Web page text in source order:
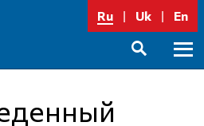
Ru Uk En